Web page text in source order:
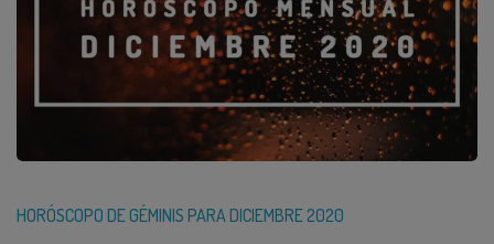
HORÓSCOPO DE GÉMINIS PARA DICIEMBRE 2020